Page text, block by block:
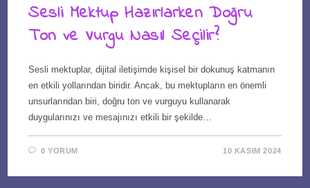
Sesli Mektup Hazırlarken Doğru
Ton ve Vurgu Nasıl Seçilir?
Sesli mektuplar, dijital iletişimde kişisel bir dokunuş katmanın
en etkili yollarından biridir. Ancak, bu mektupların en önemli
unsurlarından biri, doğru ton ve vurguyu kullanarak
duygularınızı ve mesajınızı etkili bir şekilde…
0 YORUM 10 KASIM 2024